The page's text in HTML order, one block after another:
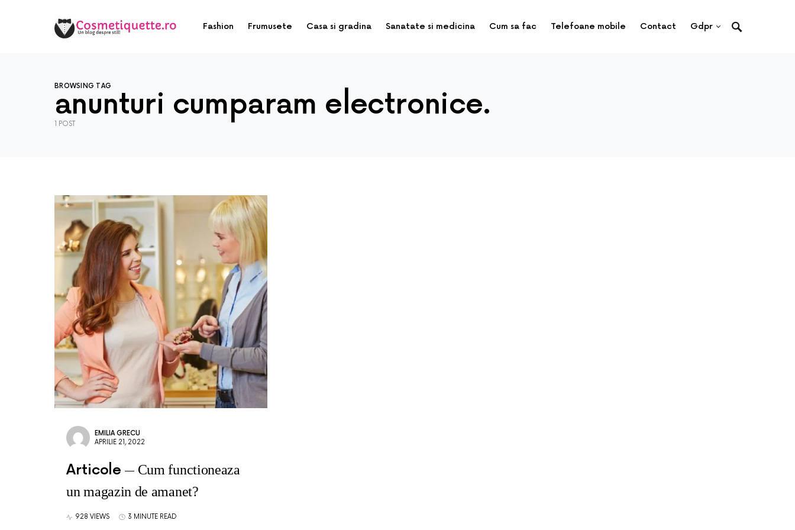
Fashion Frumusete Casa si gradina Sanatate si medicina Cum sa fac Telefoane mobile Contact Gdpr
BROWSING TAG
anunturi cumparam electronice.
1 POST
EMILIA GRECU
APRILIE 21, 2022
Articole
Cum functioneaza
un magazin de amanet?
928 VIEWS 3 MINUTE READ